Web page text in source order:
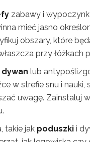
zabawy i
mieć jasno
obszary, które
przy
lub
w strefie snu i
uwagę. Zainstaluj
takie jak poduszki i